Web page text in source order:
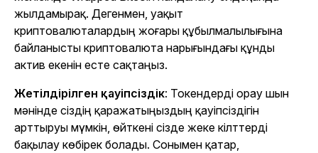
жылдамырақ. Дегенмен, уақыт
криптовалюталардың жоғары құбылмалылығына
байланысты криптовалюта нарығындағы құнды
актив екенін есте сақтаңыз.
Жетілдірілген қауіпсіздік: Токендерді орау шын
мәнінде сіздің қаражатыңыздың қауіпсіздігін
арттыруы мүмкін, өйткені сізде жеке кілттерді
бақылау көбірек болады. Сонымен қатар,